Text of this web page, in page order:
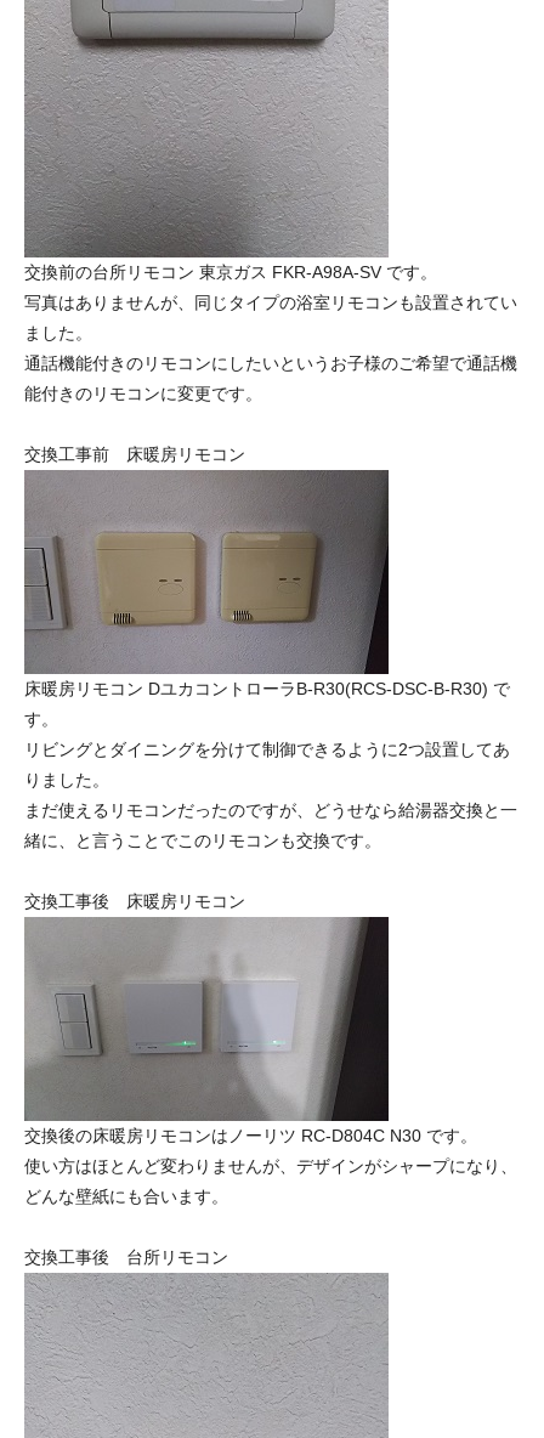
交換前の台所リモコン 東京ガス FKR-A98A-SV です。
写真はありませんが、同じタイプの浴室リモコンも設置されてい
ました。
通話機能付きのリモコンにしたいというお子様のご希望で通話機
能付きのリモコンに変更です。
交換工事前 床暖房リモコン
床暖房リモコン DユカコントローラB-R30(RCS-DSC-B-R30) で
す。
リビングとダイニングを分けて制御できるように2つ設置してあ
りました。
まだ使えるリモコンだったのですが、どうせなら給湯器交換と一
緒に、と言うことでこのリモコンも交換です。
交換工事後 床暖房リモコン
交換後の床暖房リモコンはノーリツ RC-D804C N30 です。
使い方はほとんど変わりませんが、デザインがシャープになり、
どんな壁紙にも合います。
交換工事後 台所リモコン